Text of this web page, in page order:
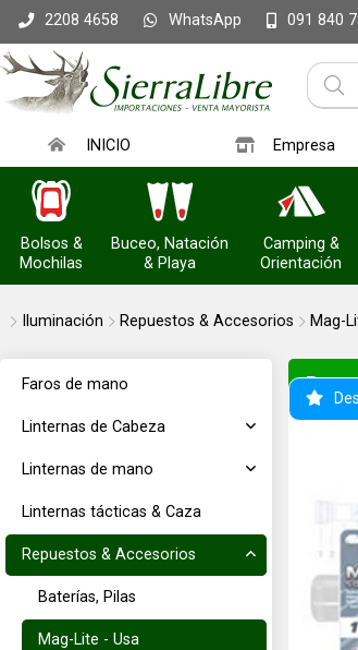
2208 4658 WhatsApp 091 840
INICIO Empresa
Bolsos &
Mochilas
Buceo, Natación
& Playa
Camping &
Orientación
Iluminación Repuestos & Accesorios Mag-
Faros de mano
Linternas de Cabeza
Linternas de mano
Linternas tácticas & Caza
Repuestos & Accesorios
Baterías, Pilas
Mag-Lite - Usa